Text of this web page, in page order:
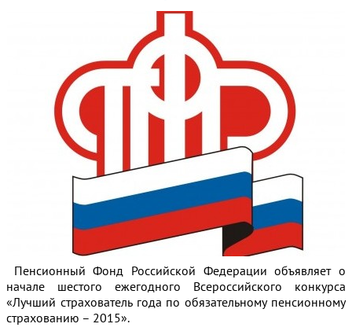
Пенсионный Фонд Российской Федерации объявляет о
начале шестого ежегодного Всероссийского конкурса
«Лучший страхователь года по обязательному пенсионному
страхованию – 2015».